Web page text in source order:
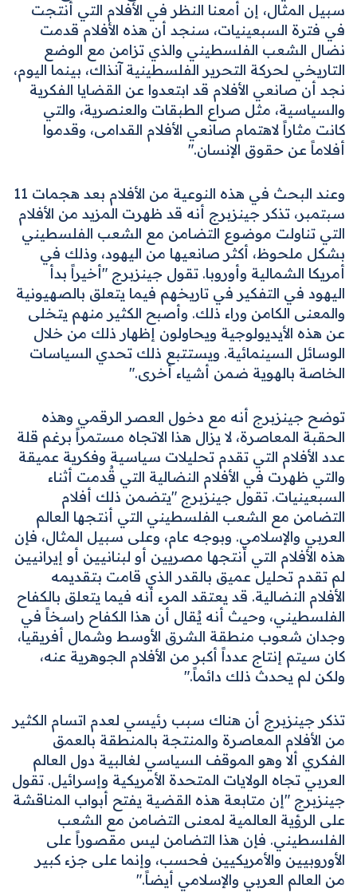
سبيل المثال، إن أمعنا النظر في الأفلام التي أُنتجت
في فترة السبعينيات، سنجد أن هذه الأفلام قدمت
نضال الشعب الفلسطيني والذي تزامن مع الوضع
التاريخي لحركة التحرير الفلسطينية آنذاك، بينما اليوم،
نجد أن صانعي الأفلام قد ابتعدوا عن القضايا الفكرية
والسياسية، مثل صراع الطبقات والعنصرية، والتي
كانت مثاراً لاهتمام صانعي الأفلام القدامى، وقدموا
أفلاماً عن حقوق الإنسان."
وعند البحث في هذه النوعية من الأفلام بعد هجمات 11
سبتمبر، تذكر جينزبرج أنه قد ظهرت المزيد من الأفلام
التي تناولت موضوع التضامن مع الشعب الفلسطيني
بشكل ملحوظ، أكثر صانعيها من اليهود، وذلك في
أمريكا الشمالية وأوروبا. تقول جينزبرج "أخيراً بدأ
اليهود في التفكير في تاريخهم فيما يتعلق بالصهيونية
والمعنى الكامن وراء ذلك. وأصبح الكثير منهم يتخلى
عن هذه الأيديولوجية ويحاولون إظهار ذلك من خلال
الوسائل السينمائية. ويستتبع ذلك تحدي السياسات
الخاصة بالهوية ضمن أشياء أخرى."
توضح جينزبرج أنه مع دخول العصر الرقمي وهذه
الحقبة المعاصرة، لا يزال هذا الاتجاه مستمراً برغم قلة
عدد الأفلام التي تقدم تحليلات سياسية وفكرية عميقة
والتي ظهرت في الأفلام النضالية التي قُدمت أثناء
السبعينيات. تقول جينزبرج "يتضمن ذلك أفلام
التضامن مع الشعب الفلسطيني التي أنتجها العالم
العربي والإسلامي. وبوجه عام، وعلى سبيل المثال، فإن
هذه الأفلام التي أنتجها مصريين أو لبنانيين أو إيرانيين
لم تقدم تحليل عميق بالقدر الذي قامت بتقديمه
الأفلام النضالية. قد يعتقد المرء أنه فيما يتعلق بالكفاح
الفلسطيني، وحيث أنه يُقال أن هذا الكفاح راسخاً في
وجدان شعوب منطقة الشرق الأوسط وشمال أفريقيا،
كان سيتم إنتاج عدداً أكبر من الأفلام الجوهرية عنه،
ولكن لم يحدث ذلك دائماً."
تذكر جينزبرج أن هناك سبب رئيسي لعدم اتسام الكثير
من الأفلام المعاصرة والمنتجة بالمنطقة بالعمق
الفكري ألا وهو الموقف السياسي لغالبية دول العالم
العربي تجاه الولايات المتحدة الأمريكية وإسرائيل. تقول
جينزبرج "إن متابعة هذه القضية يفتح أبواب المناقشة
على الرؤية العالمية لمعنى التضامن مع الشعب
الفلسطيني. فإن هذا التضامن ليس مقصوراً على
الأوروبيين والأمريكيين فحسب، وإنما على جزء كبير
من العالم العربي والإسلامي أيضاً."